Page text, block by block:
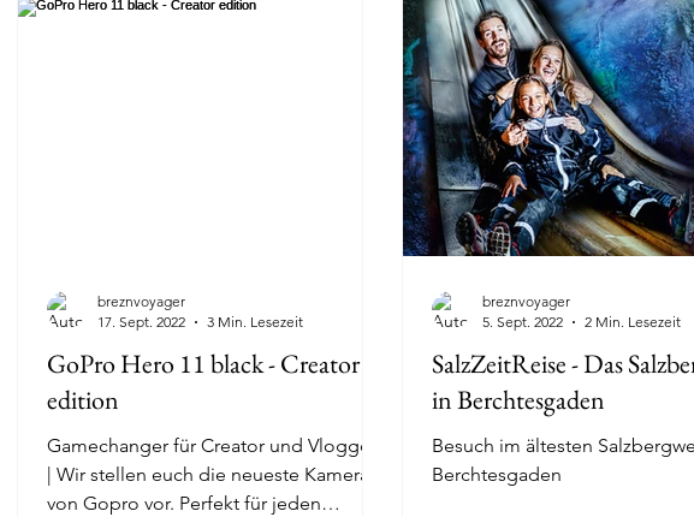
Kreuzfahrt 2017 Mein Schiff 6 Bayern 2020
Heiraten auf dem Schiff
GoPro Hero 11 black - Creator
edition
Gamechanger für Creator und Vlogger?
| Wir stellen euch die neueste Kamera
von Gopro vor. Perfekt für jeden
breznvoyager
17. Sept. 2022
3 Min. Lesezeit
SalzZeitReise - Das
in Berchtesgaden
Besuch im ältesten
Berchtesgaden
breznvoyager
5. Sept. 2022
2 Min. Lesezeit